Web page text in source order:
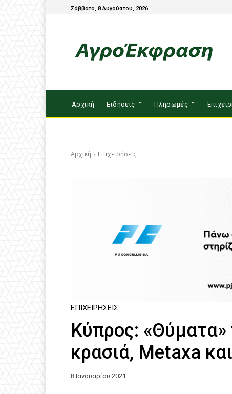
Σάββατο, 8 Αυγούστου, 2026
Αρχική Ειδήσεις Πληρωμές
Αρχική Επιχειρήσεις
ΕΠΙΧΕΙΡΉΣΕΙΣ
Κύπρος: «Θύματα»
κρασιά, Metaxa
8 Ιανουαρίου 2021